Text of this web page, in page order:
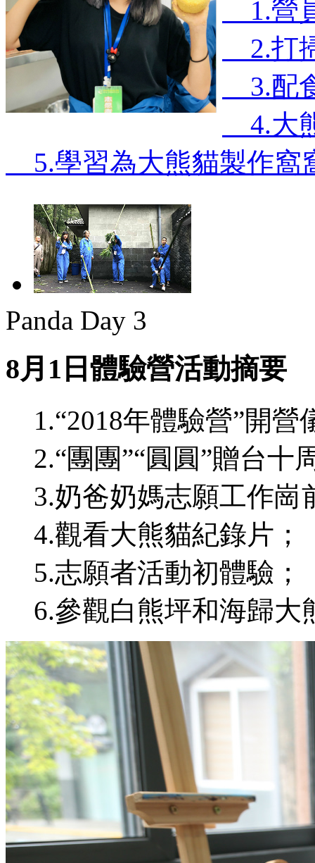
1.營
2.打
3.配
4.大
5.學習為大熊貓製作窩
Panda Day 3
8月1日體驗營活動摘要
1.“2018年體驗營”開營
2.“團團”“圓圓”贈台十
3.奶爸奶媽志願工作崗
4.觀看大熊貓紀錄片；
5.志願者活動初體驗；
6.參觀白熊坪和海歸大